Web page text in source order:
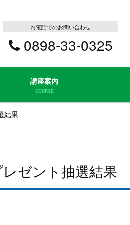
お電話でのお問い合わせ
0898-33-0325
講座案内
COURSE
結果
ゼント抽選結果